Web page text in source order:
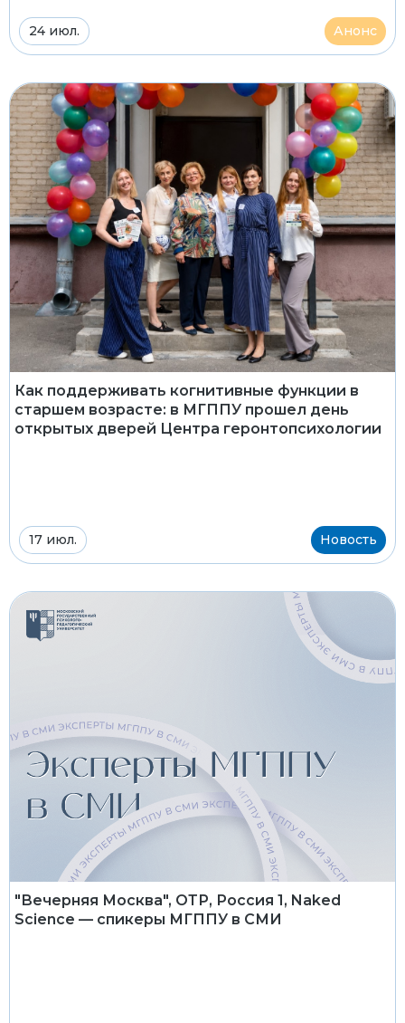
24 июл. Анонс
Как поддерживать когнитивные функции в
старшем возрасте: в МГППУ прошел день
открытых дверей Центра геронтопсихологии
17 июл. Новость
"Вечерняя Москва", ОТР, Россия 1, Naked
Science — спикеры МГППУ в СМИ